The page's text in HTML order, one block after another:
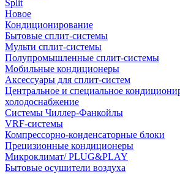
Split
Новое
Кондиционирование
Бытовые сплит-системы
Мульти сплит-системы
Полупромышленные сплит-системы
Мобильные кондиционеры
Аксессуары для сплит-систем
Центральное и специальное
холодоснабжение
Системы Чиллер-Фанкойлы
VRF-системы
Компрессорно-конденсаторные блоки
Прецизионные кондиционеры
Микроклимат/ PLUG&PLAY
Бытовые осушители воздуха